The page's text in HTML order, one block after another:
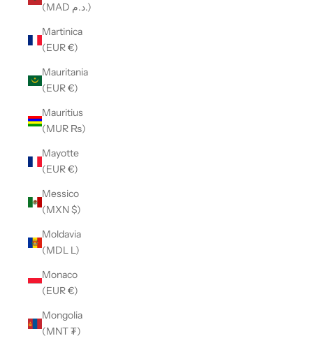
(MAD د.م.)
Martinica
(EUR €)
Mauritania
(EUR €)
Mauritius
(MUR ₨)
Mayotte
(EUR €)
Messico
(MXN $)
Moldavia
(MDL L)
Monaco
(EUR €)
Mongolia
(MNT ₮)